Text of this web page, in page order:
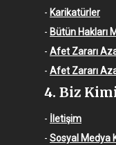
- Karikatürler
- Bütün Hakları
- Afet Zararı
- Afet Zararı
4. Biz
- İletişim
- Sosyal Medya